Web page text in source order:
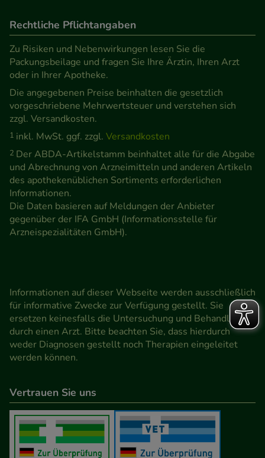
Statistik & Tracking:Hierüber lassen sich
Informationen über die Art und Weise der Nutzung
unserer Website sammeln, mit deren Hilfe wir
unsere Website weiter für Sie optimieren können,
den Inhalt auf unserer Website aber auch die
Werbung auf Drittseiten möglichst relevant für Sie
zu gestalten. Bitte beachten Sie, dass Daten hierfür
teilweise an Dritte wie z.B. Google oder soziale
Medien übertragen werden.
Rechtliche Pflichtangaben
Zu Risiken und Nebenwirkungen lesen Sie die
Packungsbeilage und fragen Sie Ihre Ärztin, Ihren Arzt
oder in Ihrer Apotheke.
Die angegebenen Preise beinhalten die gesetzlich
vorgeschriebene Mehrwertsteuer und verstehen sich
zzgl. Versandkosten.
1 inkl. MwSt. ggf. zzgl. Versandkosten
2 Der ABDA-Artikelstamm beinhaltet alle für die Abgabe
und Abrechnung von Arzneimitteln und anderen Artikeln
des apothekenüblichen Sortiments erforderlichen
Informationen.
Die Daten basieren auf Meldungen der Anbieter
gegenüber der IFA GmbH (Informationsstelle für
Arzneispezialitäten GmbH).
Informationen auf dieser Webseite werden ausschließlich
für informative Zwecke zur Verfügung gestellt. Sie
ersetzen keinesfalls die Untersuchung und Behandlung
durch einen Arzt. Bitte beachten Sie, dass hierdurch
weder Diagnosen gestellt noch Therapien eingeleitet
werden können.
Vertrauen Sie uns